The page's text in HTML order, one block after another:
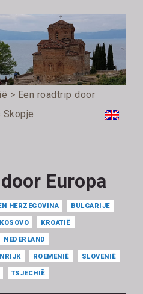
> Een roadtrip door
Skopje
Europa
HERZEGOVINA BULGARIJE
KOSOVO KROATIË
NEDERLAND
ROEMENIË SLOVENIË
TSJECHIË